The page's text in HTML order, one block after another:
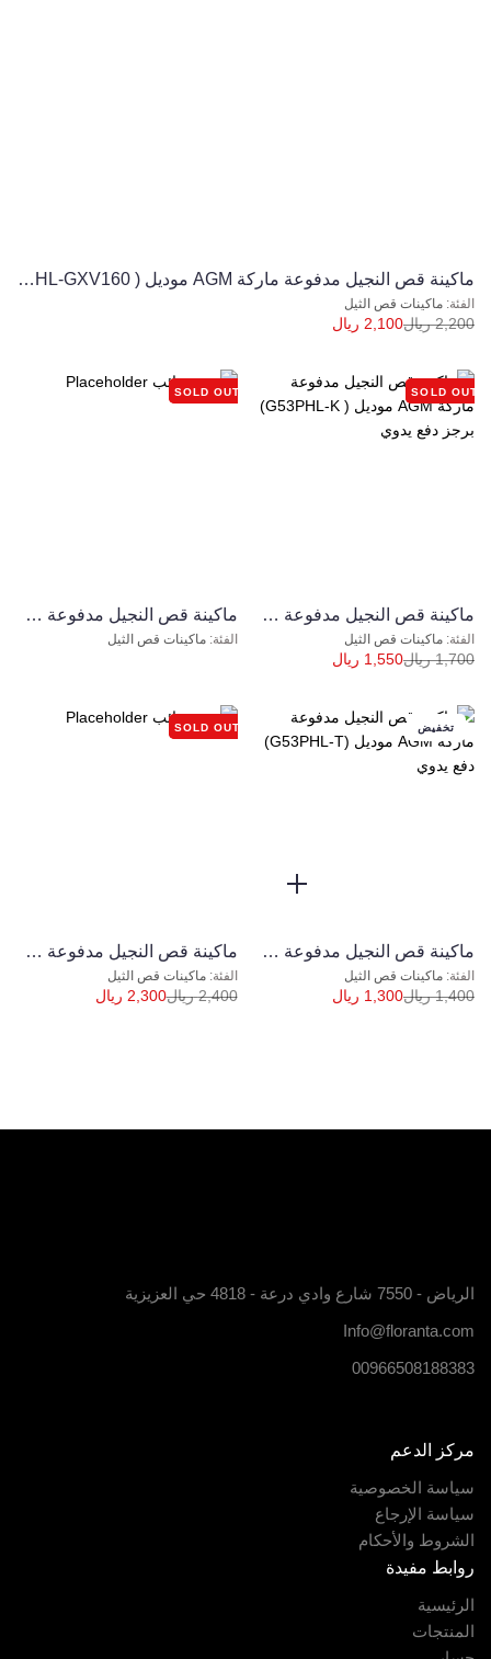
ماكينات قص الثيل
ﻣﺎﻛﻴﻨﺔ ﻗﺺ اﻟﻨﺠﻴﻞ ﻣﺪﻓﻮﻋﺔ ﻣﺎرﻛﺔ AGM ﻣﻮدﻳﻞ ( G53PHL-GXV160 ) HONDA دﻓﻊ ذاﺗﻲ
2,200 ريال2,100 ريال
SOLD OUT
ماكينات قص الثيل
ﻣﺎﻛﻴﻨﺔ ﻗﺺ اﻟﻨﺠﻴﻞ ﻣﺪﻓﻮﻋﺔ ﻣﺎرﻛﺔ AGM ﻣﻮدﻳﻞ ( G53PHL-K) برجز دﻓﻊ ﻳﺪوي
1,700 ريال1,550 ريال
SOLD OUT
ماكينات قص الثيل
ﻣﺎﻛﻴﻨﺔ ﻗﺺ اﻟﻨﺠﻴﻞ ﻣﺪﻓﻮﻋﺔ ﻣﺎرﻛﺔ AGM ﻣﻮدﻳﻞ ( ZA380 ) دﻓﻊ يدوي
تخفيض
ماكينات قص الثيل
ماكينة قص النجيل مدفوعة ماركة AGM موديل (G53PHL-T) دفع يدوي
1,400 ريال1,300 ريال
SOLD OUT
ماكينات قص الثيل
ﻣﺎﻛﻴﻨﺔ ﻗﺺ اﻟﻨﺠﻴﻞ ﻣﺪﻓﻮﻋﺔ ﻣﺎرﻛﺔ ﻣﻮدﻳﻞ ( G53PHL-V ) HONDA 200C دﻓﻊ ذاﺗﻲ
2,400 ريال2,300 ريال
الرياض - 7550 شارع وادي درعة - 4818 حي العزيزية
Info@floranta.com
00966508188383
مركز الدعم
سياسة الخصوصية
سياسة الإرجاع
الشروط والأحكام
روابط مفيدة
الرئيسية
المنتجات